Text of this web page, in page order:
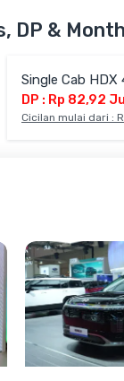
DP &
Single Cab HDX
DP : Rp 82,92
Cicilan mulai dari :